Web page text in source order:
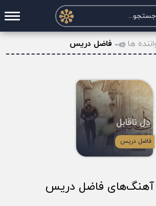
صفحه اصلی
نت و تبلچر
تماس با ما
حساب کاربری
ها فاضل دریس
دل ناقابل
فاضل دریس
آهنگ‌های فاضل دریس